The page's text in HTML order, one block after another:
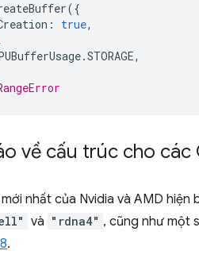
({
: true,
.STORAGE,
về cấu trúc cho các
nhất của Nvidia và AMD hiện
và "rdna4" , cũng như một
.